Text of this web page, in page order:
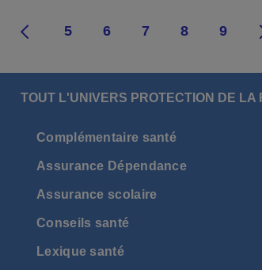
4 5 6 7 8 9
TOUT L'UNIVERS PROTECTION DE LA
Complémentaire santé
Assurance Dépendance
Assurance scolaire
Conseils santé
Lexique santé